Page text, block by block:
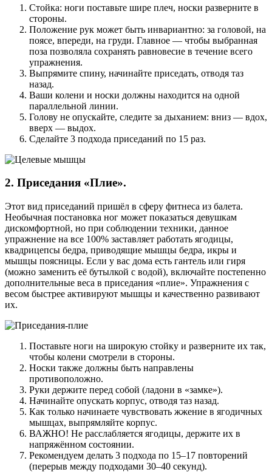
Стойка: ноги поставьте шире плеч, носки разверните в
стороны.
Положение рук может быть инвариантно: за головой, на
поясе, впереди, на груди. Главное — чтобы выбранная
поза позволяла сохранять равновесие в течение всего
упражнения.
Выпрямите спину, начинайте приседать, отводя таз
назад.
Ваши колени и носки должны находится на одной
параллельной линии.
Голову не опускайте, следите за дыханием: вниз — вдох,
вверх — выдох.
Сделайте 3 подхода приседаний по 15 раз.
2. Приседания «Плие».
Этот вид приседаний пришёл в сферу фитнеса из балета.
Необычная постановка ног может показаться девушкам
дискомфортной, но при соблюдении техники, данное
упражнение на все 100% заставляет работать ягодицы,
квадрицепсы бедра, приводящие мышцы бедра, икры и
мышцы поясницы. Если у вас дома есть гантель или гиря
(можно заменить её бутылкой с водой), включайте постепенно
дополнительные веса в приседания «плие». Упражнения с
весом быстрее активируют мышцы и качественно развивают
их.
Поставьте ноги на широкую стойку и разверните их так,
чтобы колени смотрели в стороны.
Носки также должны быть направлены
противоположно.
Руки держите перед собой (ладони в «замке»).
Начинайте опускать корпус, отводя таз назад.
Как только начинаете чувствовать жжение в ягодичных
мышцах, выпрямляйте корпус.
ВАЖНО! Не расслабляется ягодицы, держите их в
напряжённом состоянии.
Рекомендуем делать 3 подхода по 15–17 повторений
(перерыв между подходами 30–40 секунд).